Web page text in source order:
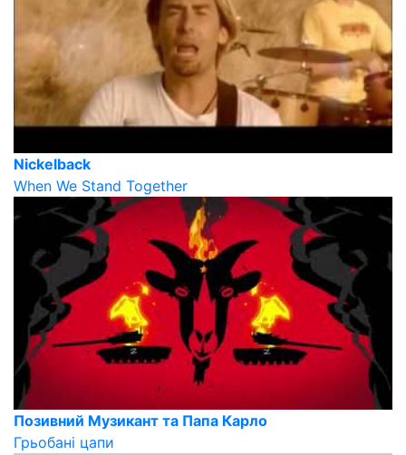
Nickelback
When We Stand Together
Позивний Музикант та Папа Карло
Грьобані цапи